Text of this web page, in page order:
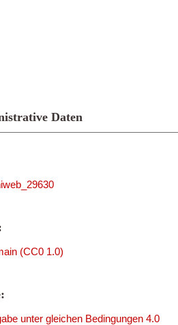
Daten
(CC0 1.0)
unter gleichen Bedingungen 4.0